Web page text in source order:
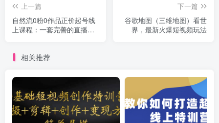
上一篇
自然流0粉0作品正价起号线
上课程：一套完善的直播带
下一篇
谷歌地图（三维地图）看世
界，最新火爆短视频玩法
相关推荐